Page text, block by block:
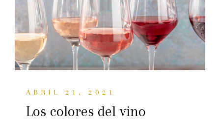
ABRIL 21, 2021
Los colores del vino